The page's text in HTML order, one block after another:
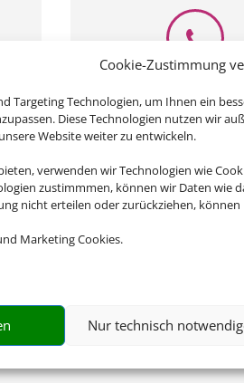
Cookie-Zustimmung
Targeting Technologien, um Ihnen ein
Diese Technologien nutzen wir
Website weiter zu entwickeln.
verwenden wir Technologien wie
zustimmmen, können wir Daten wie
nicht erteilen oder zurückziehen,
Marketing Cookies.
Nur technisch
Rufen Sie uns
03693 42054